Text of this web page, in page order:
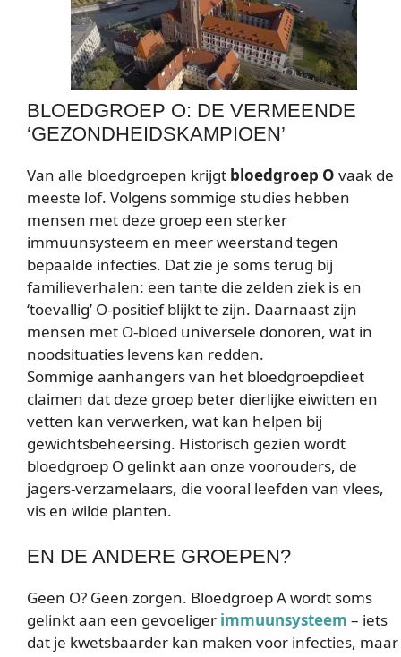
BLOEDGROEP O: DE VERMEENDE
‘GEZONDHEIDSKAMPIOEN’
Van alle bloedgroepen krijgt bloedgroep O vaak de
meeste lof. Volgens sommige studies hebben
mensen met deze groep een sterker
immuunsysteem en meer weerstand tegen
bepaalde infecties. Dat zie je soms terug bij
familieverhalen: een tante die zelden ziek is en
‘toevallig’ O-positief blijkt te zijn. Daarnaast zijn
mensen met O-bloed universele donoren, wat in
noodsituaties levens kan redden.
Sommige aanhangers van het bloedgroepdieet
claimen dat deze groep beter dierlijke eiwitten en
vetten kan verwerken, wat kan helpen bij
gewichtsbeheersing. Historisch gezien wordt
bloedgroep O gelinkt aan onze voorouders, de
jagers-verzamelaars, die vooral leefden van vlees,
vis en wilde planten.
EN DE ANDERE GROEPEN?
Geen O? Geen zorgen. Bloedgroep A wordt soms
gelinkt aan een gevoeliger immuunsysteem – iets
dat je kwetsbaarder kan maken voor infecties, maar